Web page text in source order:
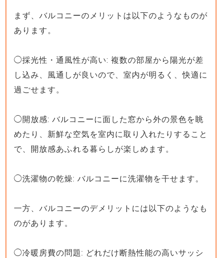
まず、バルコニーのメリットは以下のようなものが
あります。
◯採光性・通風性が高い: 複数の部屋から陽光が差
し込み、風通しが良いので、室内が明るく、快適に
過ごせます。
◯開放感: バルコニーに面した窓から外の景色を眺
めたり、新鮮な空気を室内に取り入れたりすること
で、開放感あふれる暮らしが楽しめます。
◯洗濯物の乾燥: バルコニーに洗濯物を干せます。
一方、バルコニーのデメリットには以下のようなも
のがあります。
◯冷暖房費の問題: どれだけ断熱性能の高いサッシ